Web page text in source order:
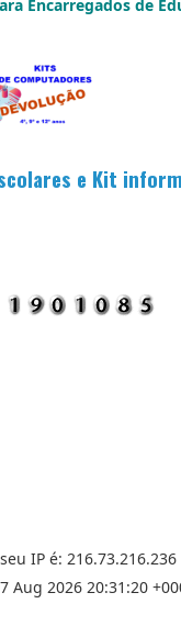
Encarregados de
e Kit
IP é: 216.73.216.236
Aug 2026 20:31:20